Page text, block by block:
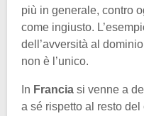
più in generale, contro
come ingiusto.
dell’avversità al
non è l’unico.
In Francia si venne a
a sé rispetto al resto del